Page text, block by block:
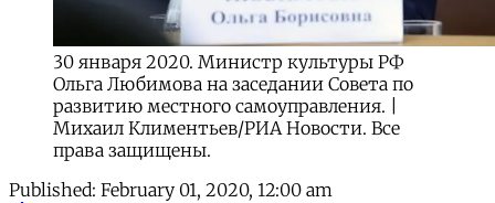
30 января 2020. Министр культуры РФ
Ольга Любимова на заседании Совета по
развитию местного самоуправления. |
Михаил Климентьев/РИА Новости. Все
права защищены.
Published: February 01, 2020, 12:00 am